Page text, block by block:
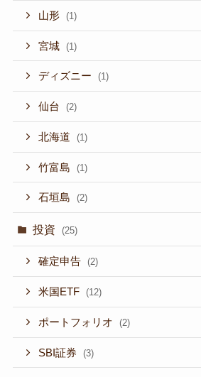
山形 (1)
宮城 (1)
ディズニー (1)
仙台 (2)
北海道 (1)
竹富島 (1)
石垣島 (2)
投資 (25)
確定申告 (2)
米国ETF (12)
ポートフォリオ (2)
SBI証券 (3)